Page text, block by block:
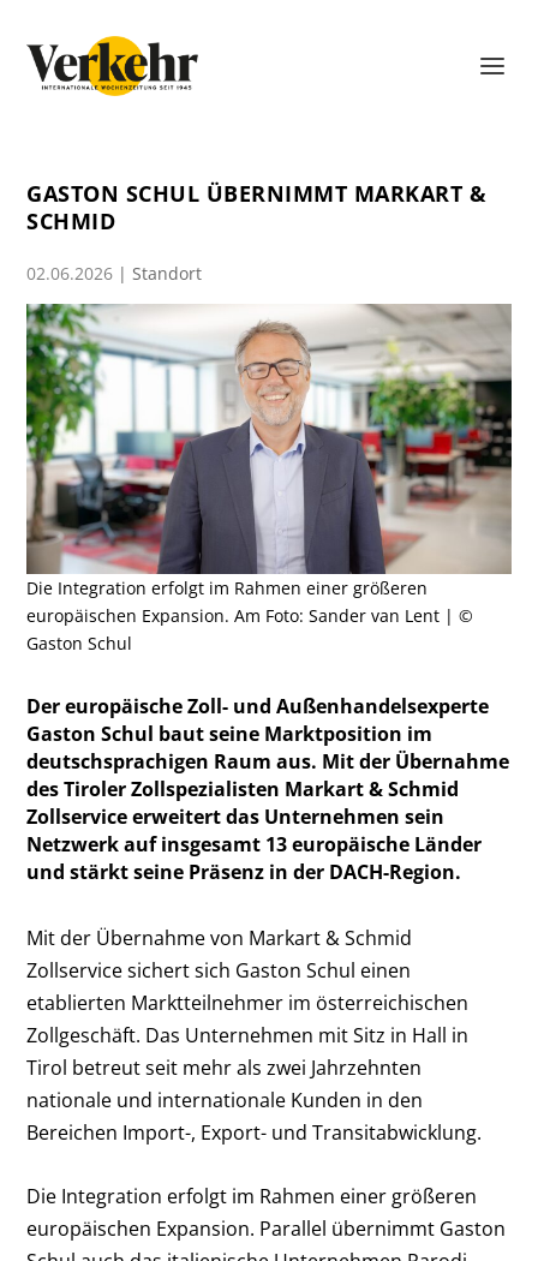
GASTON SCHUL ÜBERNIMMT MARKART &
SCHMID
02.06.2026 |Standort
Die Integration erfolgt im Rahmen einer größeren
europäischen Expansion. Am Foto: Sander van Lent | ©
Gaston Schul
Der europäische Zoll- und Außenhandelsexperte
Gaston Schul baut seine Marktposition im
deutschsprachigen Raum aus. Mit der Übernahme
des Tiroler Zollspezialisten Markart & Schmid
Zollservice erweitert das Unternehmen sein
Netzwerk auf insgesamt 13 europäische Länder
und stärkt seine Präsenz in der DACH-Region.
Mit der Übernahme von Markart & Schmid
Zollservice sichert sich Gaston Schul einen
etablierten Marktteilnehmer im österreichischen
Zollgeschäft. Das Unternehmen mit Sitz in Hall in
Tirol betreut seit mehr als zwei Jahrzehnten
nationale und internationale Kunden in den
Bereichen Import-, Export- und Transitabwicklung.
Die Integration erfolgt im Rahmen einer größeren
europäischen Expansion. Parallel übernimmt Gaston